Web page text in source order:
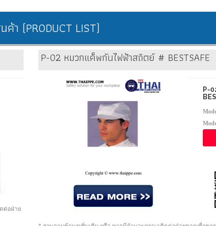
ค้า (PRODUCT LIST)
ต่อฝ่าย
P-02 หมวกแค็พกันไฟฟ้าสถิตย์ # BESTSAFE
P-